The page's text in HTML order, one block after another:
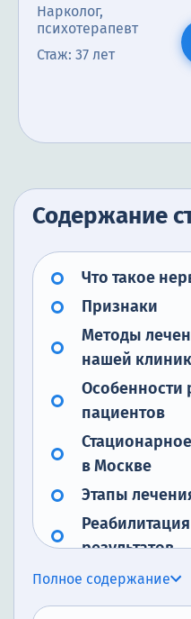
Нарколог,
психотерапевт
Стаж: 37 лет
Содержание
Что такое
Признаки
Методы
нашей
Особенности
пациентов
в Москве
Этапы
результатов
Срочная
Москве
Полное содержание